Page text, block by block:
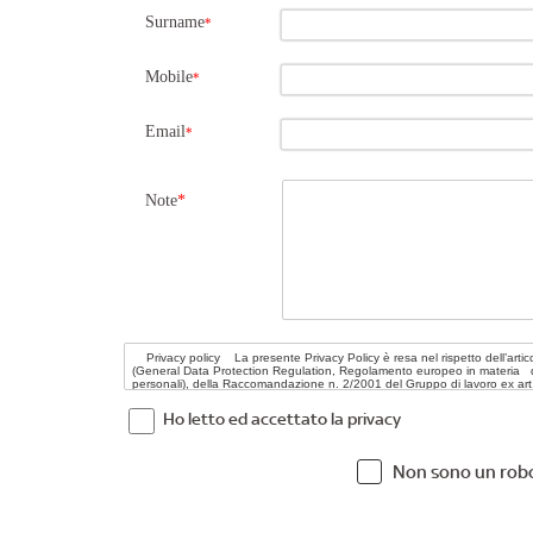
Surname*
Mobile*
Email*
Note*
Ho letto ed accettato la privacy
Non sono un